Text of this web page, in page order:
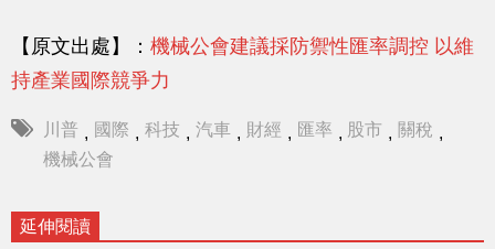
【原文出處】： 機械公會建議採防禦性匯率調控 以維
持產業國際競爭力
川普 國際 科技 汽車 財經 匯率 股市 關稅
機械公會
延伸閱讀